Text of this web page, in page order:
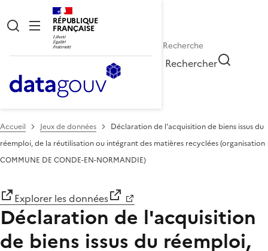
RÉPUBLIQUE
FRANÇAISE
Rechercher
Accueil Jeux de données
Déclaration de l'acquisition de biens issus du
réemploi, de la réutilisation ou intégrant des matières recyclées (organisation
COMMUNE DE CONDE-EN-NORMANDIE)
Explorer les données
Déclaration de l'acquisition
de biens issus du réemploi,